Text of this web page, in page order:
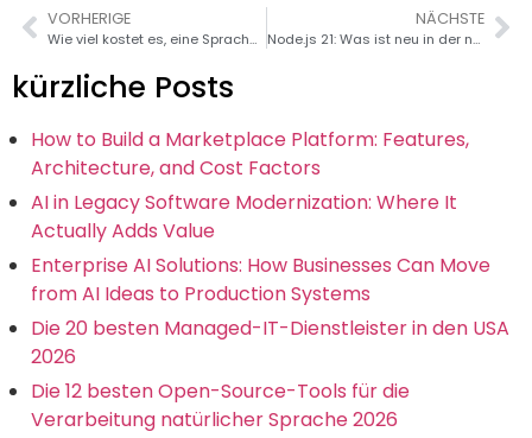
VORHERIGE
Wie viel kostet es, eine Sprachübersetzer-App zu entwickeln?
NÄCHSTE
Node.js 21: Was ist neu in der neuesten Version?
kürzliche Posts
How to Build a Marketplace Platform: Features,
Architecture, and Cost Factors
AI in Legacy Software Modernization: Where It
Actually Adds Value
Enterprise AI Solutions: How Businesses Can Move
from AI Ideas to Production Systems
Die 20 besten Managed-IT-Dienstleister in den USA
2026
Die 12 besten Open-Source-Tools für die
Verarbeitung natürlicher Sprache 2026